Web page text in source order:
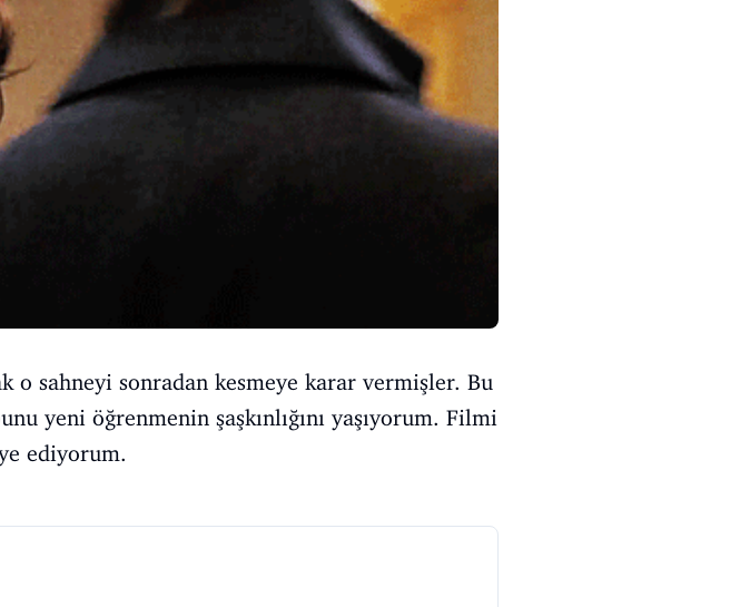
o sahneyi sonradan kesmeye karar vermişler. Bu
yeni öğrenmenin şaşkınlığını yaşıyorum. Filmi
ediyorum.